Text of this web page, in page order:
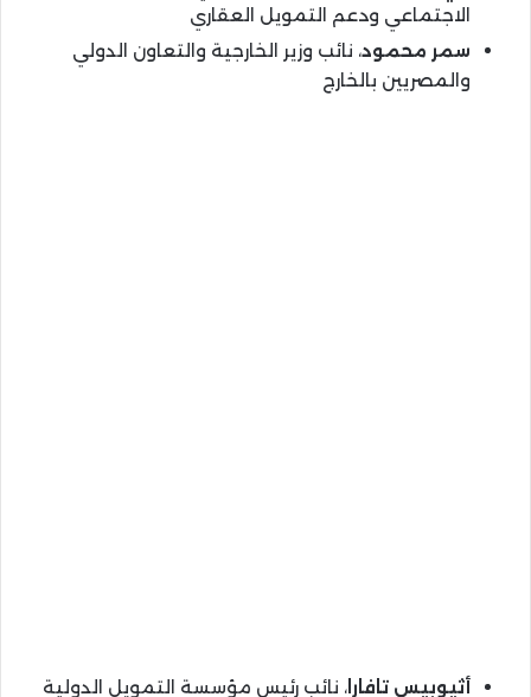
الاجتماعي ودعم التمويل العقاري
سمر محمود، نائب وزير الخارجية والتعاون الدولي
والمصريين بالخارج
أثيوبيس تافارا ، نائب رئيس مؤسسة التمويل الدولية